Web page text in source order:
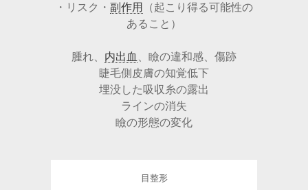
・リスク・ 副作用
（起こり得る可能性の
あること）
腫れ、 内出血
、瞼の違和感、傷跡
睫毛側皮膚の知覚低下
埋没した吸収糸の露出
ラインの消失
瞼の形態の変化
目整形